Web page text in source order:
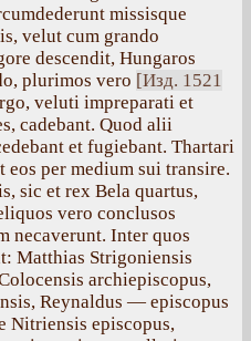
missisque
velut cum grando
descendit, Hungaros
plurimos vero [Изд. 1521
veluti impreparati et
cadebant. Quod alii
et fugiebant. Thartari
eos per medium sui transire.
sic et rex Bela quartus,
vero conclusos
necaverunt. Inter quos
Matthias Strigoniensis
archiepiscopus,
Reynaldus — episcopus
Nitriensis episcopus,